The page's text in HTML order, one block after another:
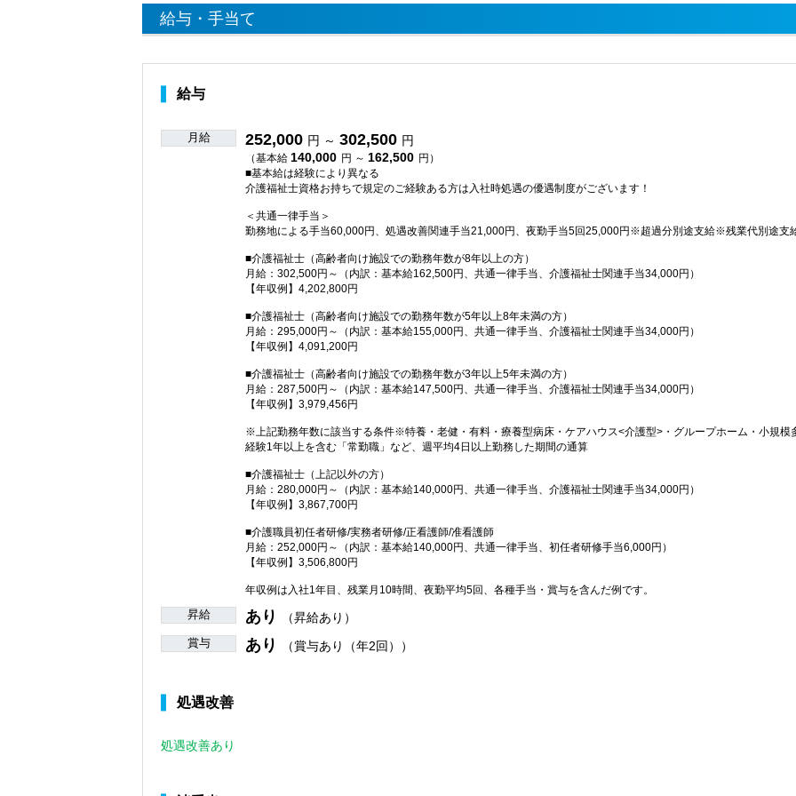
給与・手当て
給与
月給 252,000 円 ～ 302,500 円
（基本給 140,000 円 ～ 162,500 円）
■基本給は経験により異なる
介護福祉士資格お持ちで規定のご経験ある方は入社時処遇の優遇制度がございます！
＜共通一律手当＞
勤務地による手当60,000円、処遇改善関連手当21,000円、夜勤手当5回25,000円※超過分別途支給※残業代別途支
■介護福祉士（高齢者向け施設での勤務年数が8年以上の方）
月給：302,500円～（内訳：基本給162,500円、共通一律手当、介護福祉士関連手当34,000円）
【年収例】4,202,800円
■介護福祉士（高齢者向け施設での勤務年数が5年以上8年未満の方）
月給：295,000円～（内訳：基本給155,000円、共通一律手当、介護福祉士関連手当34,000円）
【年収例】4,091,200円
■介護福祉士（高齢者向け施設での勤務年数が3年以上5年未満の方）
月給：287,500円～（内訳：基本給147,500円、共通一律手当、介護福祉士関連手当34,000円）
【年収例】3,979,456円
※上記勤務年数に該当する条件※特養・老健・有料・療養型病床・ケアハウス<介護型>・グループホーム・小規模
経験1年以上を含む「常勤職」など、週平均4日以上勤務した期間の通算
■介護福祉士（上記以外の方）
月給：280,000円～（内訳：基本給140,000円、共通一律手当、介護福祉士関連手当34,000円）
【年収例】3,867,700円
■介護職員初任者研修/実務者研修/正看護師/准看護師
月給：252,000円～（内訳：基本給140,000円、共通一律手当、初任者研修手当6,000円）
【年収例】3,506,800円
年収例は入社1年目、残業月10時間、夜勤平均5回、各種手当・賞与を含んだ例です。
昇給 あり （昇給あり）
賞与 あり （賞与あり（年2回））
処遇改善
処遇改善あり